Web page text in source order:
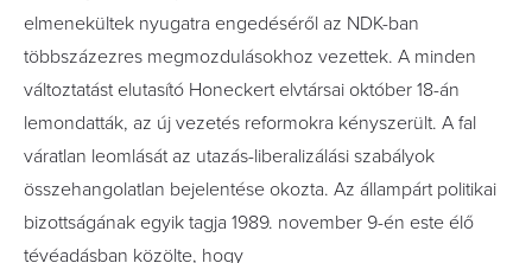
elmenekültek nyugatra engedéséről az NDK-ban
többszázezres megmozdulásokhoz vezettek. A minden
változtatást elutasító Honeckert elvtársai október 18-án
lemondatták, az új vezetés reformokra kényszerült. A fal
váratlan leomlását az utazás-liberalizálási szabályok
összehangolatlan bejelentése okozta. Az állampárt politikai
bizottságának egyik tagja 1989. november 9-én este élő
tévéadásban közölte, hogy